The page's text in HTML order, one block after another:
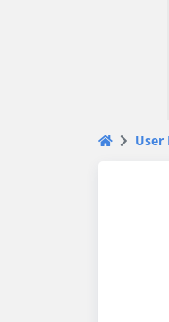
User